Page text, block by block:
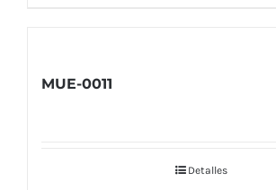
MUE-0011
Detalles